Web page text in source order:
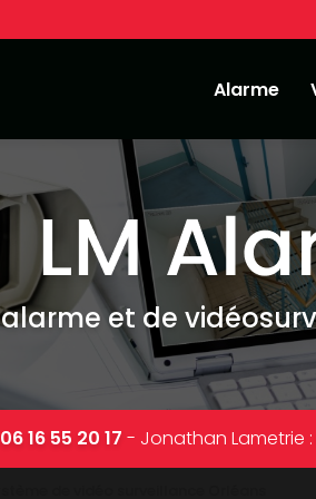
Alarme
et de
06 16 55 20 17 - Jonathan Lametrie :